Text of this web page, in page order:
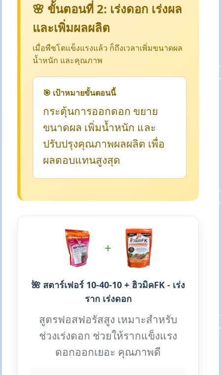
🌸 ขั้นตอนที่ 2: เร่งดอก เร่งผล
และเพิ่มผลผลิต
เมื่อพืชโตแข็งแรงแล้ว ก็ถึงเวลาเพิ่มขนาดผล
น้ำหนัก และคุณภาพ
🎯 เป้าหมายขั้นตอนนี้
กระตุ้นการออกดอก ขยาย
ขนาดผล เพิ่มน้ำหนัก และ
ปรับปรุงคุณภาพผลผลิต เพื่อ
ผลตอบแทนสูงสุด
+
🌺 สตาร์เฟอร์ 10-40-10 + ฮิวมิคFK - เร่ง
ราก เร่งดอก
สูตรฟอสฟอรัสสูง เหมาะสำหรับ
ช่วงเร่งดอก ช่วยให้รากแข็งแรง
ดอกออกเยอะ คุณภาพดี